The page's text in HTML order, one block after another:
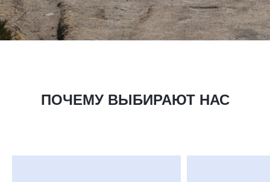
СТРАНИЦА МАРШРУТА
ПОЧЕМУ ВЫБИРАЮТ НАС